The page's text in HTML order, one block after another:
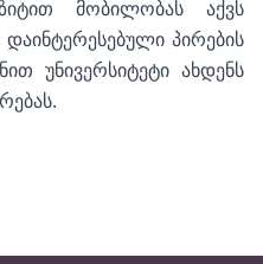
მობილობას აქვს
პირების
უნივერსიტეტი ახდენს